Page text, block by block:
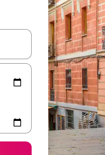
для навігації сторінкою